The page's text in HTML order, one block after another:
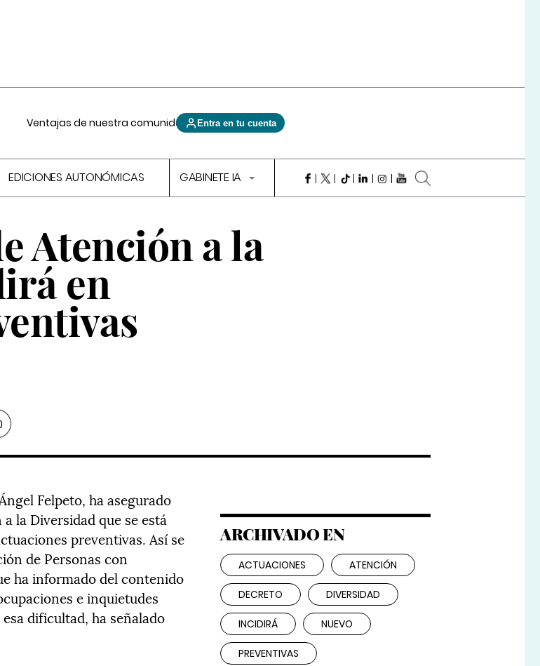
Ventajas de nuestra comunidad Entra en tu cuenta
EDICIONES AUTONÓMICAS GABINETE IA
Atención a la
en
Felpeto, ha asegurado
la Diversidad que se está
preventivas. Así se
de Personas con
ha informado del contenido
e inquietudes
dificultad, ha señalado
ARCHIVADO EN
ACTUACIONES ATENCIÓN
DECRETO DIVERSIDAD
INCIDIRÁ NUEVO
PREVENTIVAS